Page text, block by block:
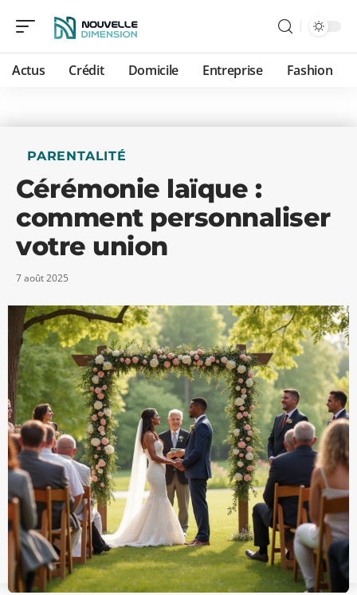
Actus Crédit Domicile Entreprise Fashion
PARENTALITÉ
Cérémonie laïque :
comment personnaliser
votre union
7 août 2025